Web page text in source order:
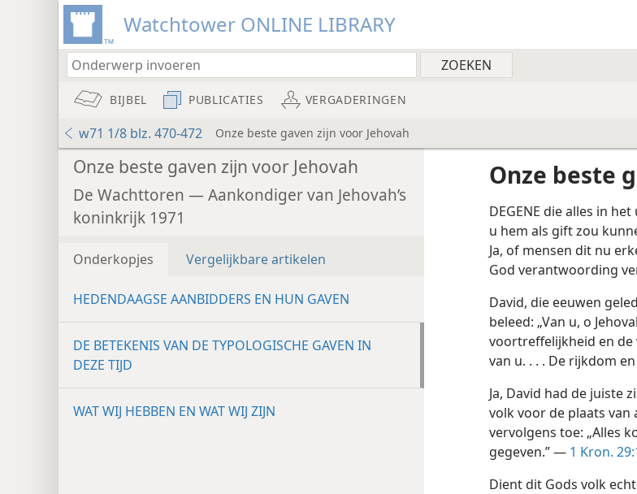
Watchtower ONLINE LIBRARY
BIJBEL PUBLICATIES VERGADERINGEN
w71 1/8 blz. 470-472 Onze beste gaven zijn voor Jehovah
Onze beste gaven zijn voor Jehovah
De Wachttoren — Aankondiger van Jehovah’s
koninkrijk 1971
Onderkopjes Vergelijkbare artikelen
HEDENDAAGSE AANBIDDERS EN HUN GAVEN
DE BETEKENIS VAN DE TYPOLOGISCHE GAVEN IN
DEZE TIJD
WAT WIJ HEBBEN EN WAT WIJ ZIJN
Onze beste
DEGENE die alles in
u hem als gift zou
Ja, of mensen dit nu
God verantwoording
David, die eeuwen
beleed: „Van u, o
voortreffelijkheid en de
van u. . . . De rijkdom
Ja, David had de juiste
volk voor de plaats van
vervolgens toe: „Alles
gegeven.” — 1 Kron.
Dient dit Gods volk